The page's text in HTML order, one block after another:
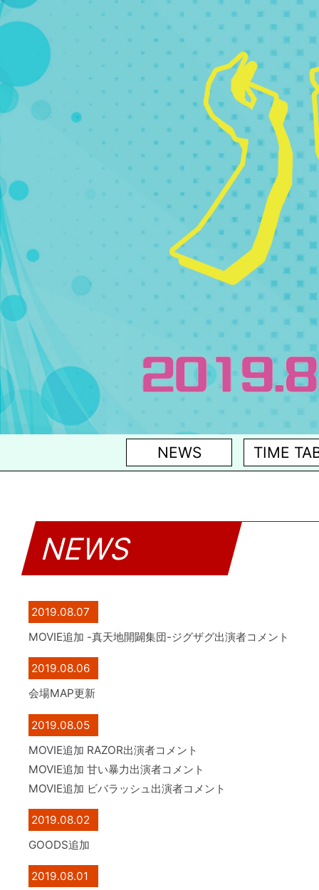
NEWS TIME
NEWS
2019.08.07
MOVIE追加 -真天地開闢集団-ジグザグ出演者コメント
2019.08.06
会場MAP更新
2019.08.05
MOVIE追加 RAZOR出演者コメント
MOVIE追加 甘い暴力出演者コメント
MOVIE追加 ビバラッシュ出演者コメント
2019.08.02
GOODS追加
2019.08.01